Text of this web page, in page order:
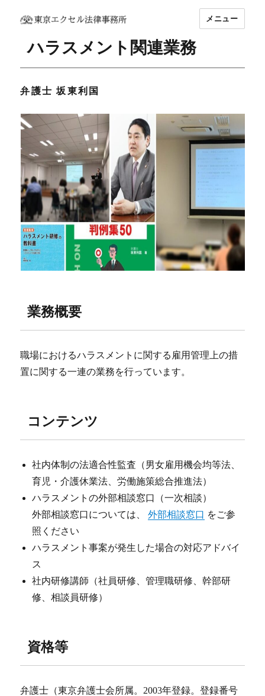
坂東 利国｜東京エクセル法律事務所
メニュー
ハラスメント関連業務
弁護士 坂東利国
業務概要
職場におけるハラスメントに関する雇用管理上の措
置に関する一連の業務を行っています。
コンテンツ
社内体制の法適合性監査（男女雇用機会均等法、
育児・介護休業法、労働施策総合推進法）
ハラスメントの外部相談窓口（一次相談）
外部相談窓口については、外部相談窓口 をご参
照ください
ハラスメント事案が発生した場合の対応アドバイ
ス
社内研修講師（社員研修、管理職研修、幹部研
修、相談員研修）
資格等
弁護士（東京弁護士会所属。2003年登録。登録番号